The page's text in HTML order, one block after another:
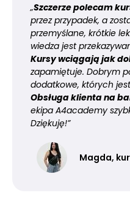
„Szczerze polecam
przez przypadek, a
przemyślane, krótkie
wiedza jest
Kursy wciągają jak
zapamiętuje. Dobrym
dodatkowe, których
Obsługa klienta na
ekipa A4academy
Dziękuję!”
Magda,